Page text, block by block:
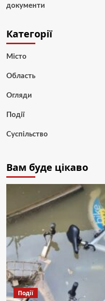
документи
Категорії
Місто
Область
Огляди
Події
Суспільство
Вам буде цікаво
Події